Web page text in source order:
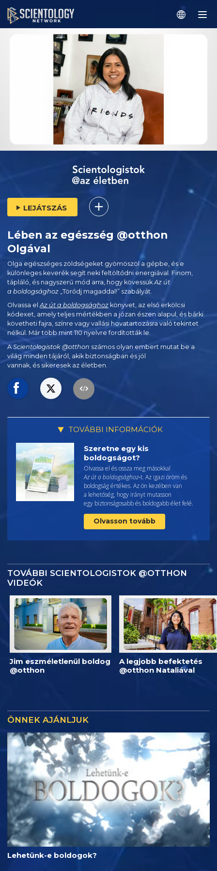
LEJÁTSZÁS
Lében az egészség @otthon
Olgával
Olga egészséges zöldségeket gyömöszöl a gépbe, és e
különleges keverék segít neki feltöltődni energiával. Finom,
tápláló, és nagyszerű mód arra, hogy kövessük Az út
a boldogsághoz „Törődj magaddal!” szabályát.
Olvassa elAz út a boldogsághoz könyvet, az első erkölcsi
kódexet, amely teljes mértékben a józan észen alapul, és bárki
követheti fajra, színre vagy vallási hovatartozásra való tekintet
nélkül. Már több mint 110 nyelvre fordították le.
A Scientologistok @otthon számos olyan embert mutat be a
világ minden tájáról, akik biztonságban és jól
vannak, és sikeresek az életben.
TOVÁBBI INFORMÁCIÓK
Szeretne egy kis
boldogságot?
Olvassa el és ossza meg másokkal
Az út a boldogsághoz‑t. Az igazi öröm és
boldogság értékes. Az ön kezében van
a lehetőség, hogy irányt mutasson
egy biztonságosabb és boldogabb élet felé.
Olvasson tovább
TOVÁBBI SCIENTOLOGISTOK @OTTHON
VIDEÓK
Jim eszméletlenül boldog
@otthon
A legjobb befektetés
@otthon Nataliával
ÖNNEK AJÁNLJUK
Lehetünk-e boldogok?